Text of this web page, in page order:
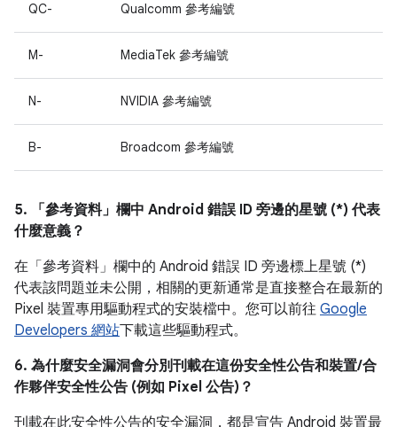
QC- Qualcomm 參考編號
M- MediaTek 參考編號
N- NVIDIA 參考編號
B- Broadcom 參考編號
5. 「參考資料」 欄中 Android 錯誤 ID 旁邊的星號 (*) 代表
什麼意義？
在「參考資料」 欄中的 Android 錯誤 ID 旁邊標上星號 (*)
代表該問題並未公開，相關的更新通常是直接整合在最新的
Pixel 裝置專用驅動程式的安裝檔中。您可以前往 Google
Developers 網站下載這些驅動程式。
6. 為什麼安全漏洞會分別刊載在這份安全性公告和裝置/合
作夥伴安全性公告 (例如 Pixel 公告)？
刊載在此安全性公告的安全漏洞，都是宣告 Android 裝置最